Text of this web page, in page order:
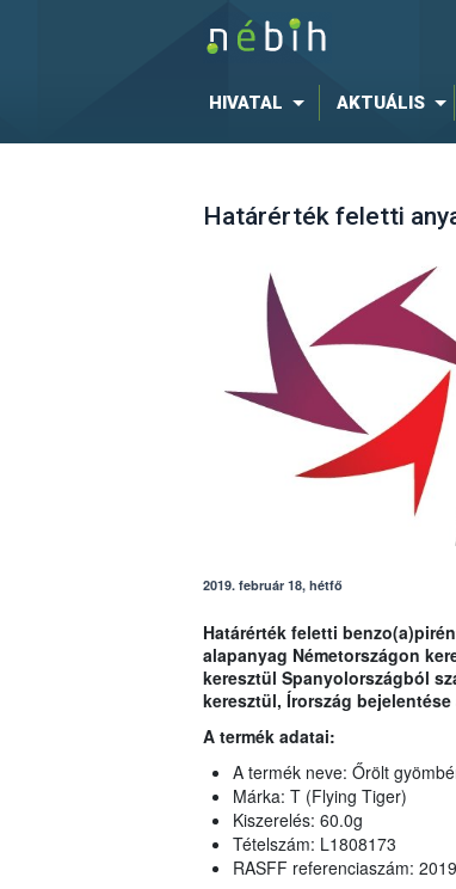
HIVATAL AKTUÁLIS
Határérték feletti
2019. február 18, hétfő
Határérték feletti
alapanyag Németországon
keresztül Spanyolországból
keresztül, Írország
A termék adatai:
A termék neve: Őrölt
Márka: T (Flying Tiger)
Kiszerelés: 60.0g
Tételszám: L1808173
RASFF referenciaszám: